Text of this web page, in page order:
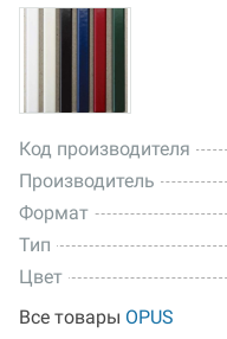
Код производителя
Производитель
Формат
Тип
Цвет
Все товары OPUS